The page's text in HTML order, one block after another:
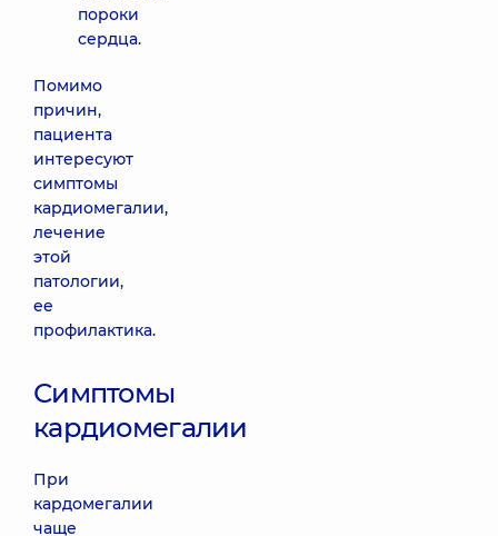
пороки
сердца.
Помимо
причин,
пациента
интересуют
симптомы
кардиомегалии,
лечение
этой
патологии,
ее
профилактика.
Симптомы
кардиомегалии
При
кардомегалии
чаще